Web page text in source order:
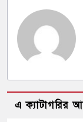
এ ক্যাটাগরির